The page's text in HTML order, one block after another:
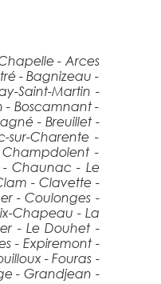
- Arces
- Bagnizeau -
Saint-Martin -
- Boscamnant -
- Breuillet -
sur-Charente -
-
- Chaunac - Le
- Clavette -
- Coulonges -
Chapeau - La
- Le Douhet -
- Expiremont -
- Fouras -
- Grandjean -